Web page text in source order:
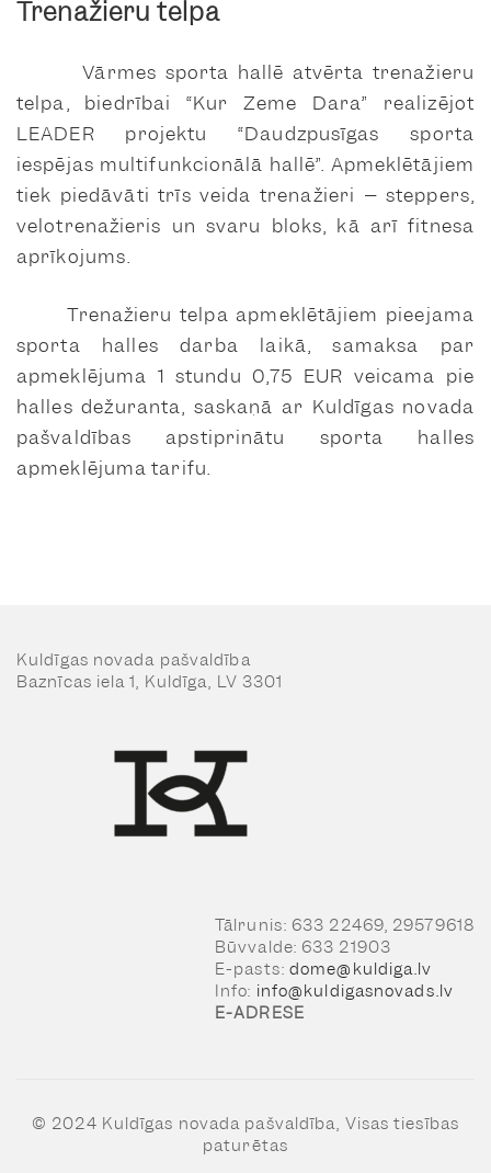
Trenažieru telpa
Vārmes sporta hallē atvērta trenažieru
telpa, biedrībai “Kur Zeme Dara” realizējot
LEADER projektu “Daudzpusīgas sporta
iespējas multifunkcionālā hallē”. Apmeklētājiem
tiek piedāvāti trīs veida trenažieri – steppers,
velotrenažieris un svaru bloks, kā arī fitnesa
aprīkojums.
Trenažieru telpa apmeklētājiem pieejama
sporta halles darba laikā, samaksa par
apmeklējuma 1 stundu 0,75 EUR veicama pie
halles dežuranta, saskaņā ar Kuldīgas novada
pašvaldības apstiprinātu sporta halles
apmeklējuma tarifu.
Kuldīgas novada pašvaldība
Baznīcas iela 1, Kuldīga, LV 3301
Tālrunis: 633 22469, 29579618
Būvvalde: 633 21903
E-pasts: dome@kuldiga.lv
Info: info@kuldigasnovads.lv
E-ADRESE
© 2024 Kuldīgas novada pašvaldība, Visas tiesības
paturētas